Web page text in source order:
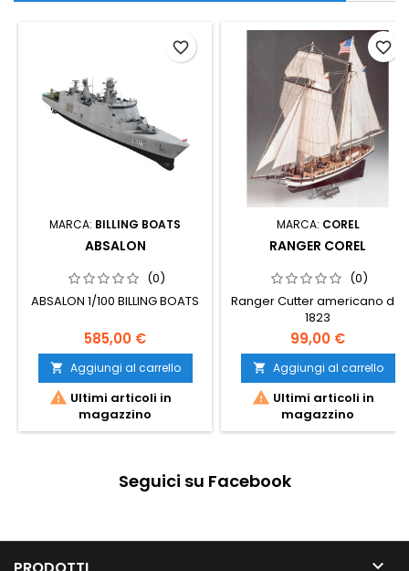
MARCA: BILLING BOATS
ABSALON
(0)
ABSALON 1/100 BILLING BOATS
585,00 €
 Aggiungi al carrello
 Ultimi articoli in
magazzino
favorite_border
MARCA: COREL
RANGER COREL
(0)
Ranger Cutter americano del
1823
99,00 €
 Aggiungi al carrello
 Ultimi articoli in
magazzino
favorite_border
Seguici su Facebook